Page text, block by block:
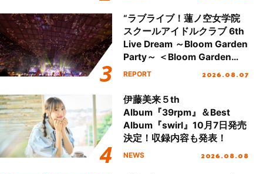
“ラブライブ！蓮ノ空女学院
スクールアイドルクラブ 6th
Live Dream ～Bloom Garden
Party～ ＜Bloom Garden
Party Stage／埼玉公演＞”
REPORT 2026.08.07
伊藤美来５th
Album『39rpm』＆Best
Album『swirl』10月7日発売
決定！収録内容も発表！
NEWS 2026.08.08